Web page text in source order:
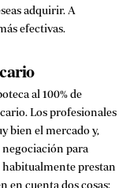
adquirir. A
efectivas.
al 100% de
Los profesionales
bien el mercado y,
negociación para
habitualmente prestan
en cuenta dos cosas: